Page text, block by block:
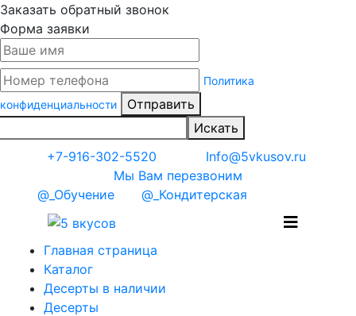
Заказать обратный звонок
Форма заявки
Политика
конфиденциальности
Отправить
Искать
+7-916-302-5520
Info@5vkusov.ru
Мы Вам перезвоним
@_Обучение
@_Кондитерская
Главная страница
Каталог
Десерты в наличии
Десерты